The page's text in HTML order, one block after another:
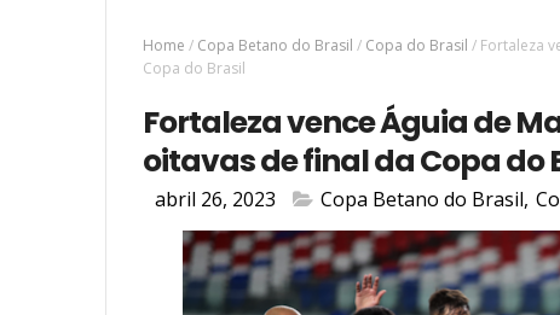
Home / Copa Betano do Brasil / Copa do Brasil / Fortaleza
Copa do Brasil
Fortaleza vence Águia de
oitavas de final da Copa do
abril 26, 2023 Copa Betano do Brasil,